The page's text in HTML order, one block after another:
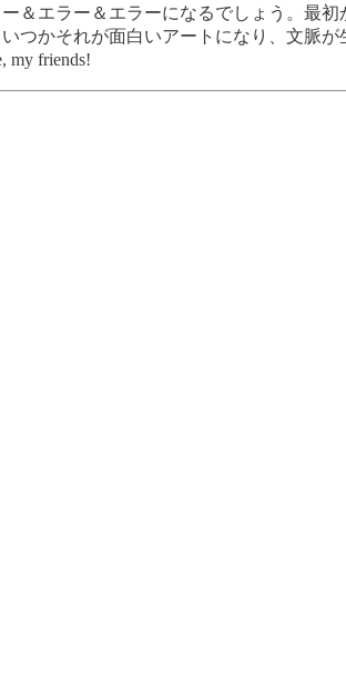
＆エラー＆エラーになるでしょう。最
かそれが面白いアートになり、文脈
my friends!